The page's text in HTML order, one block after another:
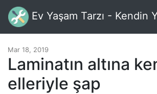
Ev Yaşam Tarzı - Kendin
Mar 18, 2019
Laminatın altına
elleriyle şap